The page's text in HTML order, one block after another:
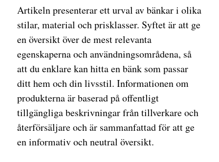
Artikeln presenterar ett urval av bänkar i olika
stilar, material och prisklasser. Syftet är att ge
en översikt över de mest relevanta
egenskaperna och användningsområdena, så
att du enklare kan hitta en bänk som passar
ditt hem och din livsstil. Informationen om
produkterna är baserad på offentligt
tillgängliga beskrivningar från tillverkare och
återförsäljare och är sammanfattad för att ge
en informativ och neutral översikt.